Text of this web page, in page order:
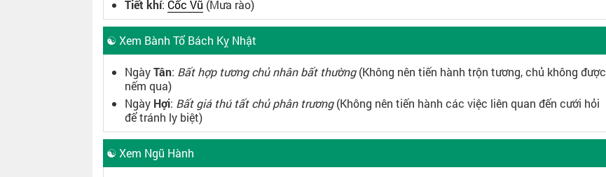
Tiết khí: Cốc Vũ (Mưa rào)
☯ Xem Bành Tổ Bách Kỵ Nhật
NgàyTân: Bất hợp tương chủ nhân bất thường(Không nên tiến hành trộn tương, chủ không được
nếm qua)
Ngày Hợi: Bất giá thú tất chủ phân trương(Không nên tiến hành các việc liên quan đến cưới hỏi
để tránh ly biệt)
☯ Xem Ngũ Hành